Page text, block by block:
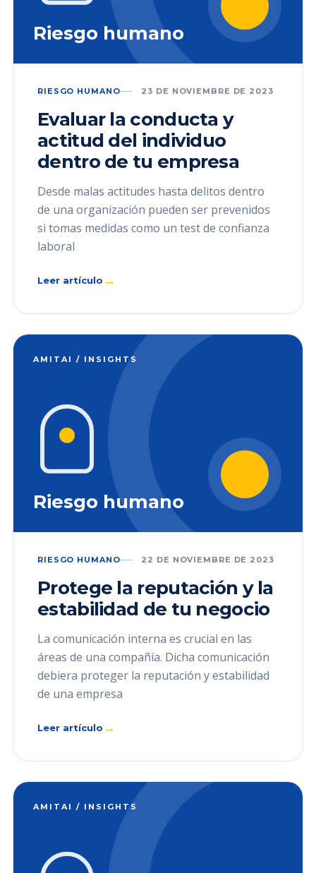
Riesgo humano
RIESGO HUMANO 23 DE NOVIEMBRE DE 2023
Evaluar la conducta y
actitud del individuo
dentro de tu empresa
Desde malas actitudes hasta delitos dentro
de una organización pueden ser prevenidos
si tomas medidas como un test de confianza
laboral
Leer artículo →
AMITAI / INSIGHTS
Riesgo humano
RIESGO HUMANO 22 DE NOVIEMBRE DE 2023
Protege la reputación y la
estabilidad de tu negocio
La comunicación interna es crucial en las
áreas de una compañía. Dicha comunicación
debiera proteger la reputación y estabilidad
de una empresa
Leer artículo →
AMITAI / INSIGHTS